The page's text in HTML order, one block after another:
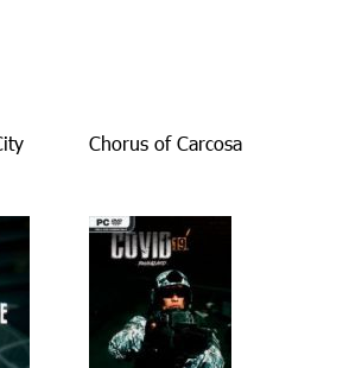
Chorus of Carcosa